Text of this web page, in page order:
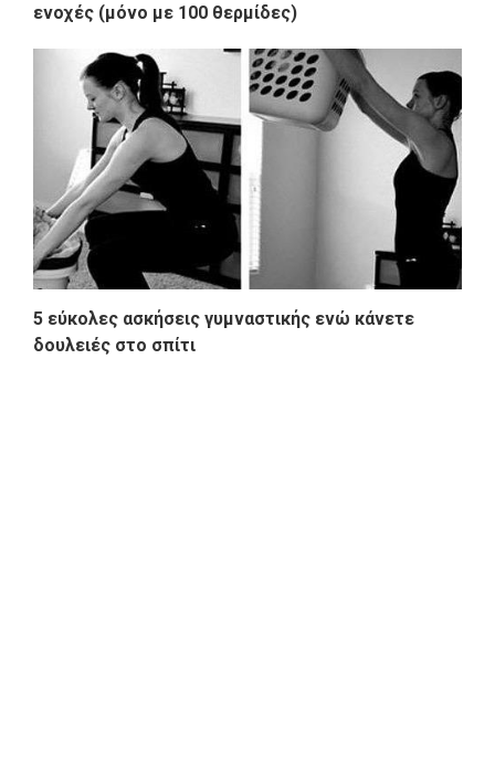
ενοχές (μόνο με 100 θερμίδες)
5 εύκολες ασκήσεις γυμναστικής ενώ κάνετε
δουλειές στο σπίτι